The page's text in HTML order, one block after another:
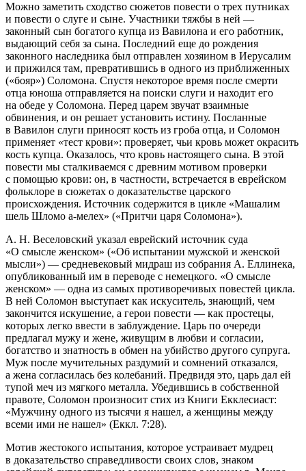
Можно заметить сходство сюжетов повести о трех путниках
и повести о слуге и сыне. Участники тяжбы в ней —
законный сын богатого купца из Вавилона и его работник,
выдающий себя за сына. Последний еще до рождения
законного наследника был отправлен хозяином в Иерусалим
и прижился там, превратившись в одного из приближенных
(«бояр») Соломона. Спустя некоторое время после смерти
отца юноша отправляется на поиски слуги и находит его
на обеде у Соломона. Перед царем звучат взаимные
обвинения, и он решает установить истину. Посланные
в Вавилон слуги приносят кость из гроба отца, и Соломон
применяет «тест крови»: проверяет, чьи кровь может окрасить
кость купца. Оказалось, что кровь настоящего сына. В этой
повести мы сталкиваемся с древним мотивом проверки
с помощью крови: он, в частности, встречается в еврейском
фольклоре в сюжетах о доказательстве царского
происхождения. Источник содержится в цикле «Машалим
шель Шломо а-мелех» («Притчи царя Соломона»).
А. Н. Веселовский указал еврейский источник суда
«О смысле женском» («Об испытании мужской и женской
мысли») — средневековый мидраш из собрания А. Еллинека,
опубликованный им в переводе с немецкого. «О смысле
женском» — одна из самых противоречивых повестей цикла.
В ней Соломон выступает как искуситель, знающий, чем
закончится искушение, а герои повести — как простецы,
которых легко ввести в заблуждение. Царь по очереди
предлагал мужу и жене, живущим в любви и согласии,
богатство и знатность в обмен на убийство другого супруга.
Муж после мучительных раздумий и сомнений отказался,
а жена согласилась без колебаний. Предвидя это, царь дал ей
тупой меч из мягкого металла. Убедившись в собственной
правоте, Соломон произносит стих из Книги Екклесиаст:
«Мужчину одного из тысячи я нашел, а женщины между
всеми ими не нашел» (Еккл. 7:28).
Мотив жестокого испытания, которое устраивает мудрец
в доказательство справедливости своих слов, знаком